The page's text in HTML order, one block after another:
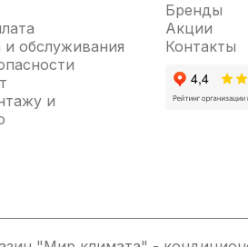
обслуживания
и
Бренды
Акции
Контакты